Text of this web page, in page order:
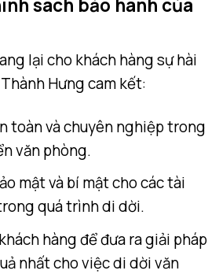
sách bảo hành của
lại cho khách hàng sự hài
Hưng cam kết:
toàn và chuyên nghiệp trong
văn phòng.
mật và bí mật cho các tài
quá trình di dời.
hàng để đưa ra giải pháp
nhất cho việc di dời văn